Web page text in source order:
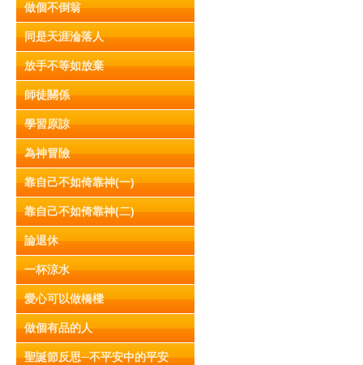
做個不倒翁
同是天涯淪落人
放手不等如放棄
師徒關係
學習原諒
為神冒險
靠自己不如倚靠神(一)
靠自己不如倚靠神(二)
論退休
一杯涼水
愛心可以做橋樑
做個有品的人
聖誕節反思─不平安中的平安